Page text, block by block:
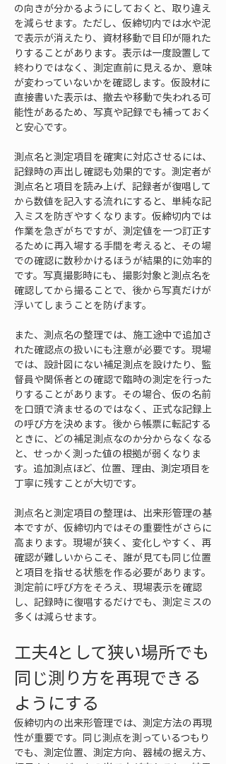
の向きが分かるようにしておくと、取り違え
を減らせます。ただし、仮締切内では水や泥
で表示が消えたり、資材移動で目印が隠れた
りすることがあります。表示は一度設置して
終わりではなく、測定直前に見えるか、意味
が変わっていないかを確認します。仮設材に
直接書いた表示は、撤去や移動で失われる可
能性があるため、写真や記録でも補っておく
と安心です。
測点名と測定項目を確実に対応させるには、
記録時の声出し確認も効果的です。測定者が
測点名と項目を読み上げ、記録者が復唱して
から数値を記入する流れにすると、単純な記
入ミスを防ぎやすくなります。仮締切内では
作業を急ぎがちですが、測定値を一つ訂正す
るために再入場する手間を考えると、その場
での確認に数秒かけるほうが結果的に効率的
です。写真撮影時にも、撮影対象と測点名を
確認してから撮ることで、後から写真だけが
浮いてしまうことを防げます。
また、測点名の整理では、施工途中で追加さ
れた確認点の扱いにも注意が必要です。現場
では、設計図にない補足測点を設けたり、監
督員や関係者との確認で臨時の測定を行った
りすることがあります。その場合、仮の名前
を口頭で済ませるのではなく、正式な記録上
の呼び方を決めます。後から帳票に転記する
ときに、どの補足測点なのか分からなくなる
と、せっかく測った値の根拠が弱くなりま
す。追加測点ほど、位置、理由、測定項目を
丁寧に残すことが大切です。
測点名と測定項目の整理は、出来形管理の基
本ですが、仮締切内ではその重要性がさらに
高まります。現場が狭く、変化しやすく、再
確認が難しいからこそ、誰が見ても同じ位置
と項目を指せる状態を作る必要があります。
測定前に呼び方をそろえ、現場表示を確認
し、記録時に復唱するだけでも、測定ミスの
多くは減らせます。
工夫4として狭い場所でも
同じ測り方を再現できる
ようにする
仮締切内の出来形管理では、測定方法の再現
性が重要です。同じ測点を測っているつもり
でも、測定位置、測定方向、器械の据え方、